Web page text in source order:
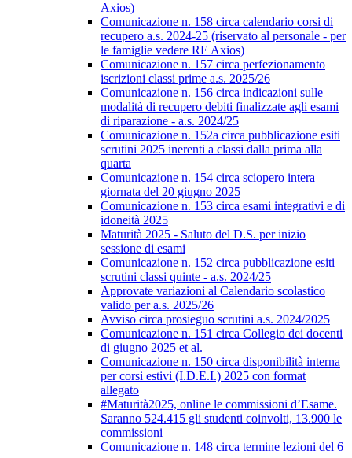
Axios)
Comunicazione n. 158 circa calendario corsi di
recupero a.s. 2024-25 (riservato al personale - per
le famiglie vedere RE Axios)
Comunicazione n. 157 circa perfezionamento
iscrizioni classi prime a.s. 2025/26
Comunicazione n. 156 circa indicazioni sulle
modalità di recupero debiti finalizzate agli esami
di riparazione - a.s. 2024/25
Comunicazione n. 152a circa pubblicazione esiti
scrutini 2025 inerenti a classi dalla prima alla
quarta
Comunicazione n. 154 circa sciopero intera
giornata del 20 giugno 2025
Comunicazione n. 153 circa esami integrativi e di
idoneità 2025
Maturità 2025 - Saluto del D.S. per inizio
sessione di esami
Comunicazione n. 152 circa pubblicazione esiti
scrutini classi quinte - a.s. 2024/25
Approvate variazioni al Calendario scolastico
valido per a.s. 2025/26
Avviso circa prosieguo scrutini a.s. 2024/2025
Comunicazione n. 151 circa Collegio dei docenti
di giugno 2025 et al.
Comunicazione n. 150 circa disponibilità interna
per corsi estivi (I.D.E.I.) 2025 con format
allegato
#Maturità2025, online le commissioni d’Esame.
Saranno 524.415 gli studenti coinvolti, 13.900 le
commissioni
Comunicazione n. 148 circa termine lezioni del 6